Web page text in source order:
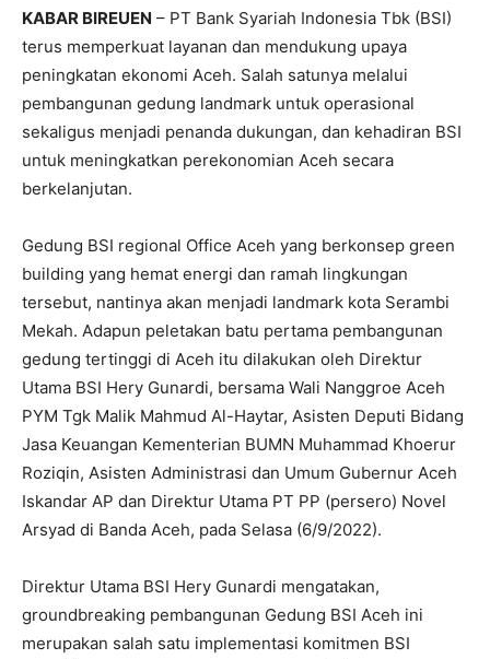
KABAR BIREUEN – PT Bank Syariah Indonesia Tbk (BSI)
terus memperkuat layanan dan mendukung upaya
peningkatan ekonomi Aceh. Salah satunya melalui
pembangunan gedung landmark untuk operasional
sekaligus menjadi penanda dukungan, dan kehadiran BSI
untuk meningkatkan perekonomian Aceh secara
berkelanjutan.
Gedung BSI regional Office Aceh yang berkonsep green
building yang hemat energi dan ramah lingkungan
tersebut, nantinya akan menjadi landmark kota Serambi
Mekah. Adapun peletakan batu pertama pembangunan
gedung tertinggi di Aceh itu dilakukan oleh Direktur
Utama BSI Hery Gunardi, bersama Wali Nanggroe Aceh
PYM Tgk Malik Mahmud Al-Haytar, Asisten Deputi Bidang
Jasa Keuangan Kementerian BUMN Muhammad Khoerur
Roziqin, Asisten Administrasi dan Umum Gubernur Aceh
Iskandar AP dan Direktur Utama PT PP (persero) Novel
Arsyad di Banda Aceh, pada Selasa (6/9/2022).
Direktur Utama BSI Hery Gunardi mengatakan,
groundbreaking pembangunan Gedung BSI Aceh ini
merupakan salah satu implementasi komitmen BSI